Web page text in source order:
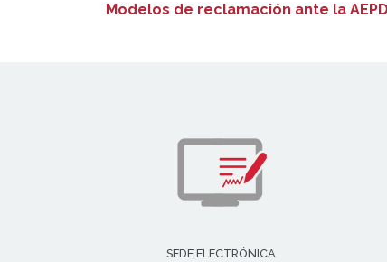
Modelos de reclamación ante la AEPD
SEDE ELECTRÓNICA